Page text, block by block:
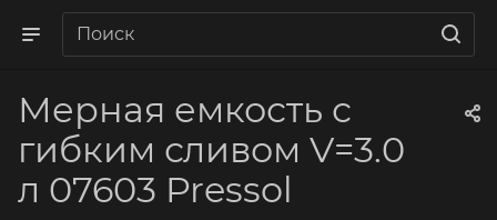
Мерная емкость с
гибким сливом V=3.0
л 07603 Pressol